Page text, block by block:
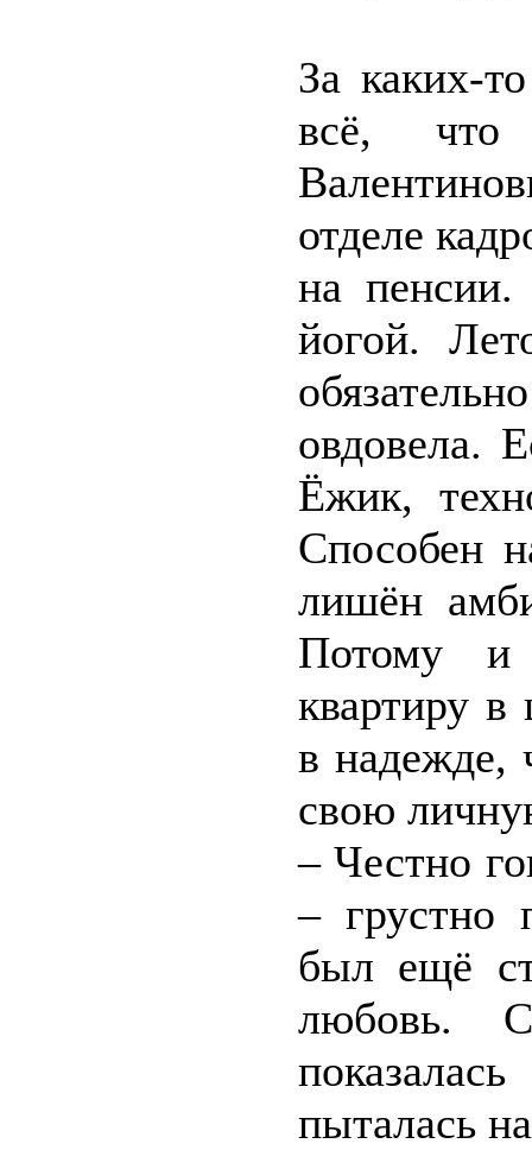
За каких-
всё, что
отделе
на пенсии.
йогой.
овдовела.
Ёжик,
Способен
лишён
Потому и
квартиру в
в надежде,
свою
– Честно
– грустно
был ещё
любовь.
пыталась